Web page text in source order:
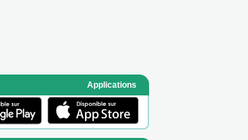
Applications